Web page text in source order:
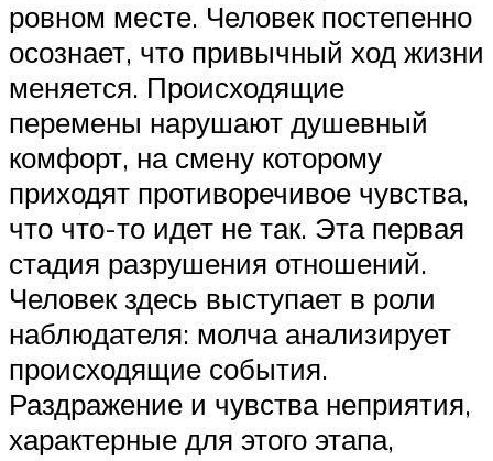
ровном месте. Человек постепенно
осознает, что привычный ход жизни
меняется. Происходящие
перемены нарушают душевный
комфорт, на смену которому
приходят противоречивое чувства,
что что-то идет не так. Эта первая
стадия разрушения отношений.
Человек здесь выступает в роли
наблюдателя: молча анализирует
происходящие события.
Раздражение и чувства неприятия,
характерные для этого этапа,